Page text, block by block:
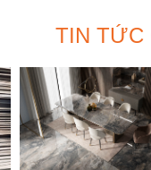
TIN TỨC